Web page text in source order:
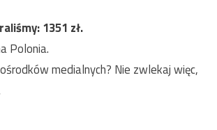
1351 zł.
Polonia.
medialnych? Nie zwlekaj więc,